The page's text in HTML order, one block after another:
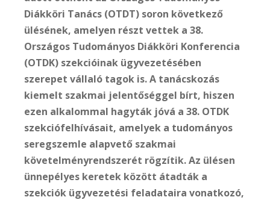
Diákköri Tanács (OTDT) soron következő
ülésének, amelyen részt vettek a 38.
Országos Tudományos Diákköri Konferencia
(OTDK) szekcióinak ügyvezetésében
szerepet vállaló tagok is. A tanácskozás
kiemelt szakmai jelentőséggel bírt, hiszen
ezen alkalommal hagyták jóvá a 38. OTDK
szekciófelhívásait, amelyek a tudományos
seregszemle alapvető szakmai
követelményrendszerét rögzítik. Az ülésen
ünnepélyes keretek között átadták a
szekciók ügyvezetési feladataira vonatkozó,